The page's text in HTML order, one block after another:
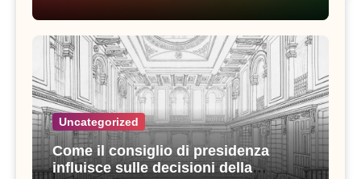
Uncategorized
Come il consiglio di presidenza
influisce sulle decisioni della